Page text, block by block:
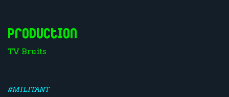
Production
TV Bruits
#MILITANT